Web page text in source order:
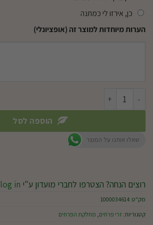
כן, אירזו לי כמתנה
הערות מיוחדות למוצר זה (אופציונלי)
כמות של שדות פורחים
הוספה לסל
שאלו אותנו על המוצר
רוצים הנחה? הצטרפו לחברי מועדון ע"י log in
מק"ט:1000034614
קטגוריות: זרי פרחים, מחלקת הפרחים